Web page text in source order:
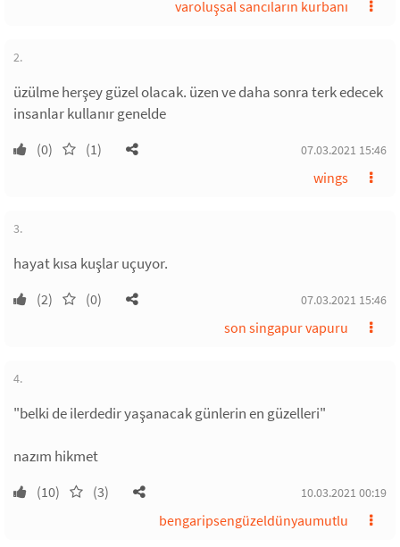
varoluşsal sancıların kurbanı
2.
üzülme herşey güzel olacak. üzen ve daha sonra terk edecek
insanlar kullanır genelde
(0) (1) 07.03.2021 15:46
wings
3.
hayat kısa kuşlar uçuyor.
(2) (0) 07.03.2021 15:46
son singapur vapuru
4.
"belki de ilerdedir yaşanacak günlerin en güzelleri"
nazım hikmet
(10) (3) 10.03.2021 00:19
bengaripsengüzeldünyaumutlu